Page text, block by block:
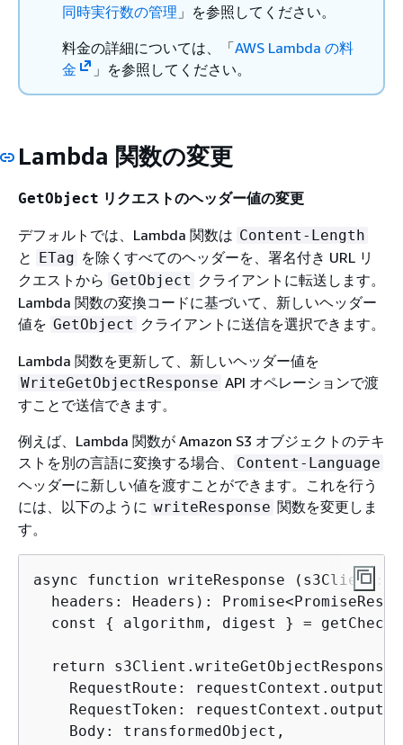
同時実行数の管理 」を参照してください。
料金の詳細については、「AWS Lambda の料
金
」を参照してください。
Lambda 関数の変更
GetObject リクエストのヘッダー値の変更
デフォルトでは、Lambda 関数は Content-Length
と ETag を除くすべてのヘッダーを、署名付き URL リ
クエストから GetObject クライアントに転送します。
Lambda 関数の変換コードに基づいて、新しいヘッダー
値を GetObject クライアントに送信を選択できます。
Lambda 関数を更新して、新しいヘッダー値を
WriteGetObjectResponse API オペレーションで渡
すことで送信できます。
例えば、Lambda 関数が Amazon S3 オブジェクトのテキ
ストを別の言語に変換する場合、
Content-Language
ヘッダーに新しい値を渡すことができます。これを行う
には、以下のように writeResponse 関数を変更しま
す。
async function writeResponse (s3Client:
headers: Headers):
  const
{ algorithm, digest } =
  return s3Client.writeGetObjectResponse(
RequestRoute:
RequestToken:
    Body: transformedObject,